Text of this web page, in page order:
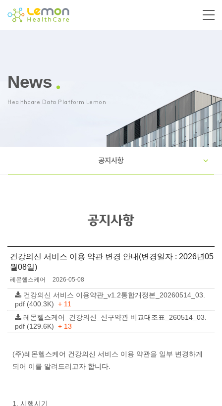
News
Healthcare Data Platform Lemon
공지사항
공지사항
건강의신 서비스 이용 약관 변경 안내(변경일자 : 2026년05
월08일)
레몬헬스케어 2026-05-08
건강의신 서비스 이용약관_v1.2통합개정본_20260514_03.
pdf (400.3K) + 11
레몬헬스케어_건강의신_신구약관 비교대조표_260514_03.
pdf (129.6K) + 13
(주)레몬헬스케어 건강의신 서비스 이용 약관을 일부 변경하게
되어 이를 알려드리고자 합니다.
1. 시행시기